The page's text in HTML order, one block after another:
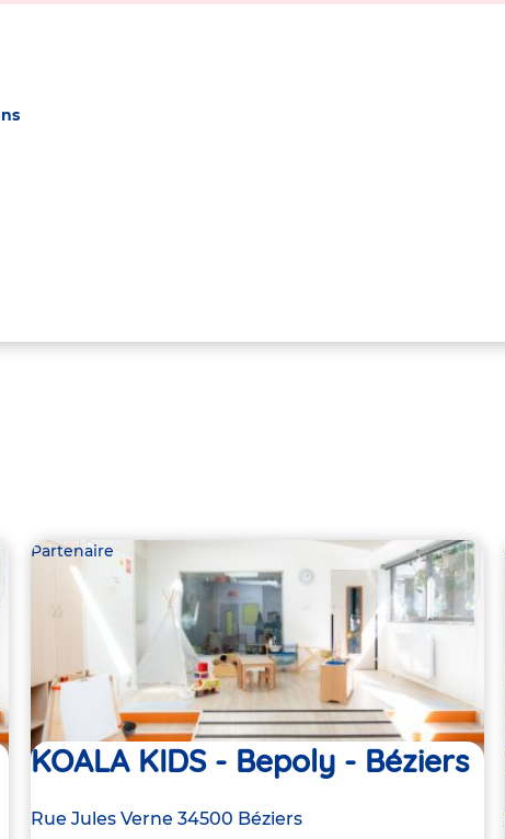
Partenaire
KOALA KIDS - Bepoly - Béziers
Adresse
Rue Jules Verne 34500 Béziers